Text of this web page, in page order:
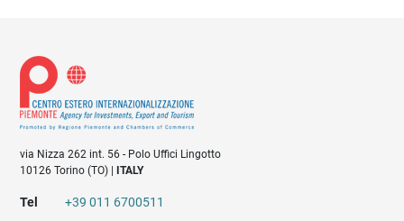
via Nizza 262 int. 56 - Polo Uffici Lingotto
10126 Torino (TO) |
ITALY
Tel
+39 011 6700511